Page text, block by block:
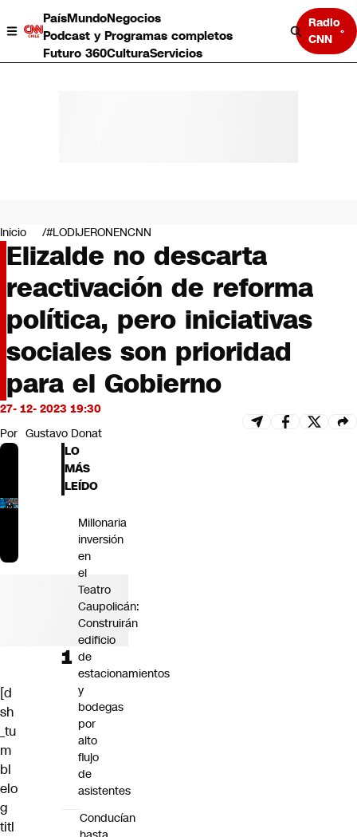
PaísMundoNegocios
Podcast y Programas completos
Futuro 360CulturaServicios
Radio
CNN
Negocios
Deportes
Programas completos
Cultura
Servicios
Bits
CNN tiempo
Opinión
Inicio #LODIJERONENCNN
Elizalde no descarta
reactivación de reforma
política, pero iniciativas
sociales son prioridad
para el Gobierno
27- 12- 2023 19:30
Por Gustavo Donat
[d
sh
_tu
m
bl
elo
g
titl
LO
MÁS
LEÍDO
Millonaria
inversión
en
el
Teatro
Caupolicán:
Construirán
edificio
de
estacionamientos
y
bodegas
por
alto
flujo
de
asistentes
Conducían